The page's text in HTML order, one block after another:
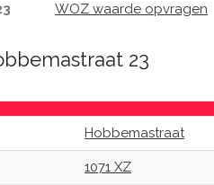
WOZ waarde opvragen
23
Hobbemastraat
1071 XZ